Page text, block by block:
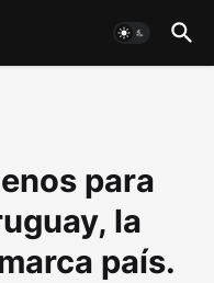
para
la
país.